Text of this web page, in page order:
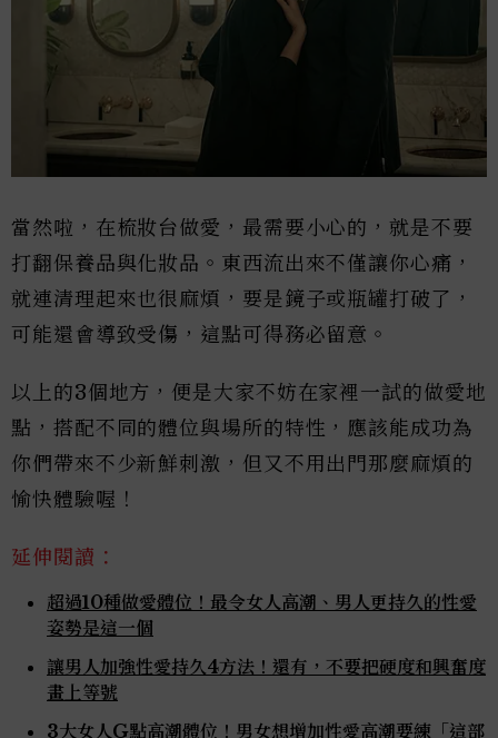
當然啦，在梳妝台做愛，最需要小心的，就是不要
打翻保養品與化妝品。東西流出來不僅讓你心痛，
就連清理起來也很麻煩，要是鏡子或瓶罐打破了，
可能還會導致受傷，這點可得務必留意。
以上的3個地方，便是大家不妨在家裡一試的做愛地
點，搭配不同的體位與場所的特性，應該能成功為
你們帶來不少新鮮刺激，但又不用出門那麼麻煩的
愉快體驗喔！
延伸閱讀：
超過10種做愛體位！最令女人高潮、男人更持久的性愛
姿勢是這一個
讓男人加強性愛持久4方法！還有，不要把硬度和興奮度
畫上等號
3大女人G點高潮體位！男女想增加性愛高潮要練「這部